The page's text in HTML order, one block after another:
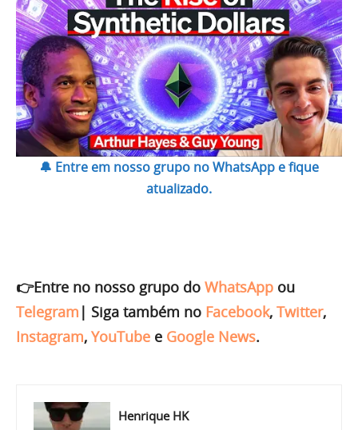
🔔 Entre em nosso grupo no WhatsApp e fique
atualizado.
👉Entre no nosso grupo do WhatsApp ou
Telegram | Siga também no Facebook, Twitter,
Instagram, YouTube e Google News.
Henrique HK